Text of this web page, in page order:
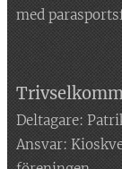
med
Deltagare:
Ansvar: